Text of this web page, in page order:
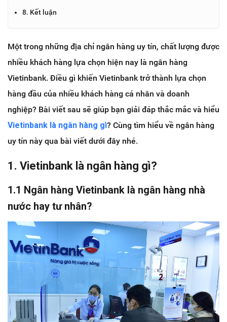
8. Kết luận
Một trong những địa chỉ ngân hàng uy tín, chất lượng được
nhiều khách hàng lựa chọn hiện nay là ngân hàng
Vietinbank. Điều gì khiến Vietinbank trở thành lựa chọn
hàng đầu của nhiều khách hàng cá nhân và doanh
nghiệp? Bài viết sau sẽ giúp bạn giải đáp thắc mắc và hiểu
Vietinbank là ngân hàng gì? Cùng tìm hiểu về ngân hàng
uy tín này qua bài viết dưới đây nhé.
1. Vietinbank là ngân hàng gì?
1.1 Ngân hàng Vietinbank là ngân hàng nhà
nước hay tư nhân?